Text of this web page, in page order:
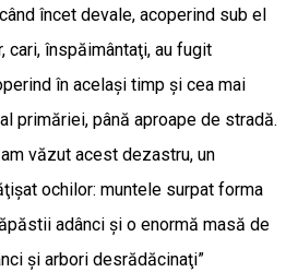
încet devale, acoperind sub el
cari, înspăimântaţi, au fugit
în acelaşi timp şi cea mai
primăriei, până aproape de stradă.
văzut acest dezastru, un
ochilor: muntele surpat forma
adânci şi o enormă masă de
şi arbori desrădăcinaţi”